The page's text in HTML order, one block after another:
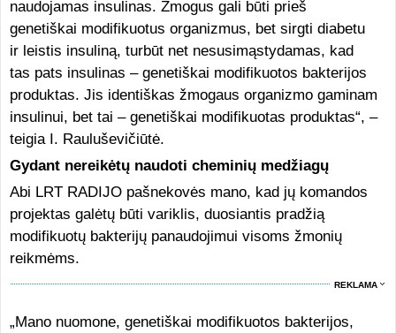
naudojamas insulinas. Žmogus gali būti prieš
genetiškai modifikuotus organizmus, bet sirgti diabetu
ir leistis insuliną, turbūt net nesusimąstydamas, kad
tas pats insulinas – genetiškai modifikuotos bakterijos
produktas. Jis identiškas žmogaus organizmo gaminam
insulinui, bet tai – genetiškai modifikuotas produktas“, –
teigia I. Rauluševičiūtė.
Gydant nereikėtų naudoti cheminių medžiagų
Abi LRT RADIJO pašnekovės mano, kad jų komandos
projektas galėtų būti variklis, duosiantis pradžią
modifikuotų bakterijų panaudojimui visoms žmonių
reikmėms.
REKLAMA
„Mano nuomone, genetiškai modifikuotos bakterijos,